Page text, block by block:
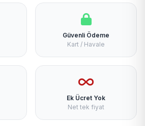
Güvenli Ödeme
Kart / Havale
Ek Ücret Yok
Net tek fiyat